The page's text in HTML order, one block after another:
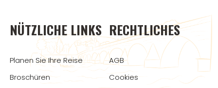
NÜTZLICHE LINKS
Planen Sie Ihre Reise
Broschüren
RECHTLICHES
AGB
Cookies